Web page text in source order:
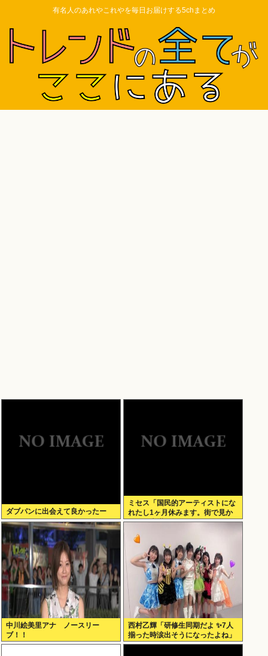
有名人のあれやこれやを毎日お届けする5chまとめ
ダブパンに出会えて良かったー
ミセス「国民的アーティストにな
れたし1ヶ月休みます。街で見か
けても声掛けないでね」
中川絵美里アナ ノースリー
ブ！！
西村乙輝「研修生同期だよ ✨7人
揃った時涙出そうになったよね」